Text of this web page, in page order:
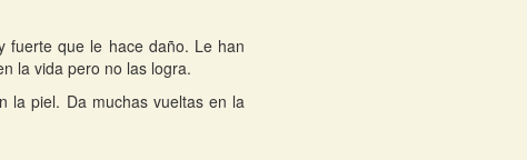
fuerte que le hace daño. Le han
la vida pero no las logra.
la piel. Da muchas vueltas en la